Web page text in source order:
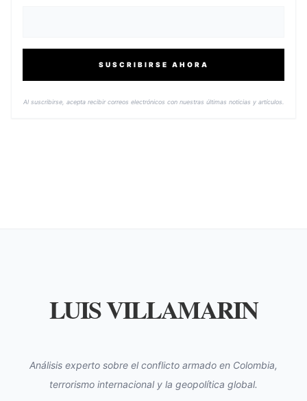
SUSCRIBIRSE AHORA
Al suscribirse, acepta recibir correos electrónicos con nuestras últimas noticias y artículos.
LUIS VILLAMARIN
Análisis experto sobre el conflicto armado en Colombia,
terrorismo internacional y la geopolítica global.